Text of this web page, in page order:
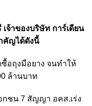
จ้าของบริษัท การ์เดียน
คัญได้ดังนี้
อถุงมือยาง จนทำให้
ล้านบาท
ชน 7 สัญญา อคส.เร่ง